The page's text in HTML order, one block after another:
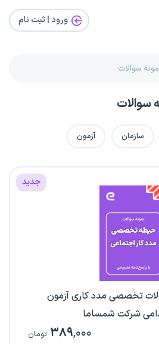
ورود | ثبت‌ نام
سوالات
سازمان آزمون
جدید
تخصصی مدد کاری آزمون
شرکت شمساما
۳۸۹,۰۰۰ تومان